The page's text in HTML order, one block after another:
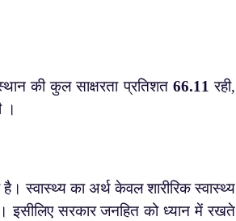
की कुल साक्षरता प्रतिशत 66.11 रही,
।
स्वास्थ्य का अर्थ केवल शारीरिक स्वास्थ्य
इसीलिए सरकार जनहित को ध्यान में रखते